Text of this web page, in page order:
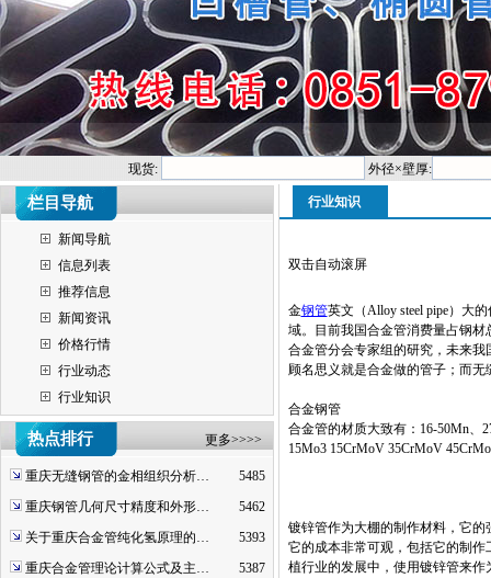
现货: 外径×壁厚:
栏目导航
新闻导航
信息列表
推荐信息
新闻资讯
价格行情
行业动态
行业知识
热点排行 更多>>>>
重庆无缝钢管的金相组织分析…
5485
重庆钢管几何尺寸精度和外形…
5462
关于重庆合金管纯化氢原理的…
5393
重庆合金管理论计算公式及主…
5387
行业知识
双击自动滚屏
金钢管英文（Alloy steel pipe）大
域。目前我国合金管消费量占钢
合金管分会专家组的研究，未来
顾名思义就是合金做的管子；而
合金钢管
合金管的材质大致有：16-50Mn、
15Mo3 15CrMoV 35CrMoV
镀锌管作为大棚的制作材料，它
它的成本非常可观，包括它的制
植行业的发展中，使用镀锌管来